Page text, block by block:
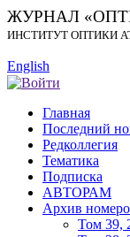
ЖУРНАЛ
ИНСТИТУТ ОПТИКИ
English
Главная
Последний
Редколлегия
Тематика
Подписка
АВТОРАМ
Архив
Том 39,